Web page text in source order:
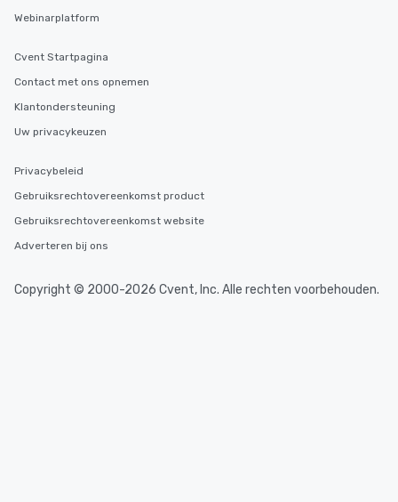
Webinarplatform
Cvent Startpagina
Contact met ons opnemen
Klantondersteuning
Uw privacykeuzen
Privacybeleid
Gebruiksrechtovereenkomst product
Gebruiksrechtovereenkomst website
Adverteren bij ons
Copyright © 2000-2026 Cvent, Inc. Alle rechten voorbehouden.